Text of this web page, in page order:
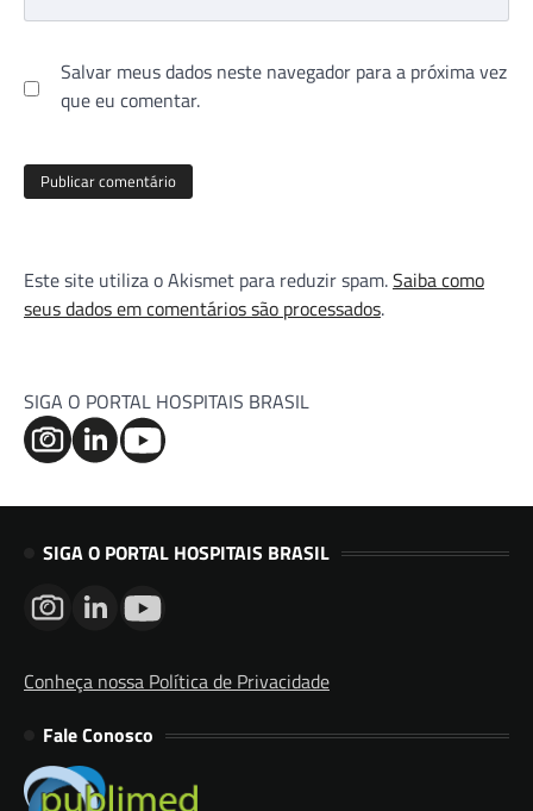
Salvar meus dados neste navegador para a próxima vez
que eu comentar.
Este site utiliza o Akismet para reduzir spam.Saiba como
seus dados em comentários são processados.
SIGA O PORTAL HOSPITAIS BRASIL
SIGA O PORTAL HOSPITAIS BRASIL
Conheça nossa Política de Privacidade
Fale Conosco